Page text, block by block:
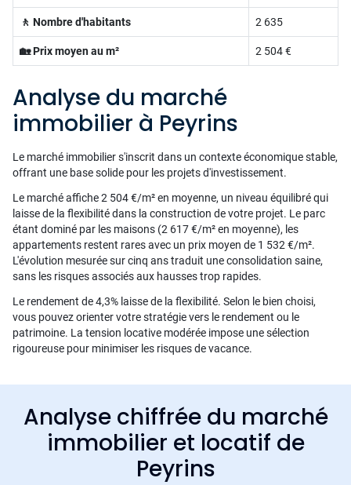
🚶 Nombre d'habitants 2 635
🏡 Prix moyen au m² 2 504 €
Analyse du marché
immobilier à Peyrins
Le marché immobilier s'inscrit dans un contexte économique stable,
offrant une base solide pour les projets d'investissement.
Le marché affiche 2 504 €/m² en moyenne, un niveau équilibré qui
laisse de la flexibilité dans la construction de votre projet. Le parc
étant dominé par les maisons (2 617 €/m² en moyenne), les
appartements restent rares avec un prix moyen de 1 532 €/m².
L'évolution mesurée sur cinq ans traduit une consolidation saine,
sans les risques associés aux hausses trop rapides.
Le rendement de 4,3% laisse de la flexibilité. Selon le bien choisi,
vous pouvez orienter votre stratégie vers le rendement ou le
patrimoine. La tension locative modérée impose une sélection
rigoureuse pour minimiser les risques de vacance.
Analyse chiffrée du marché
immobilier et locatif de
Peyrins